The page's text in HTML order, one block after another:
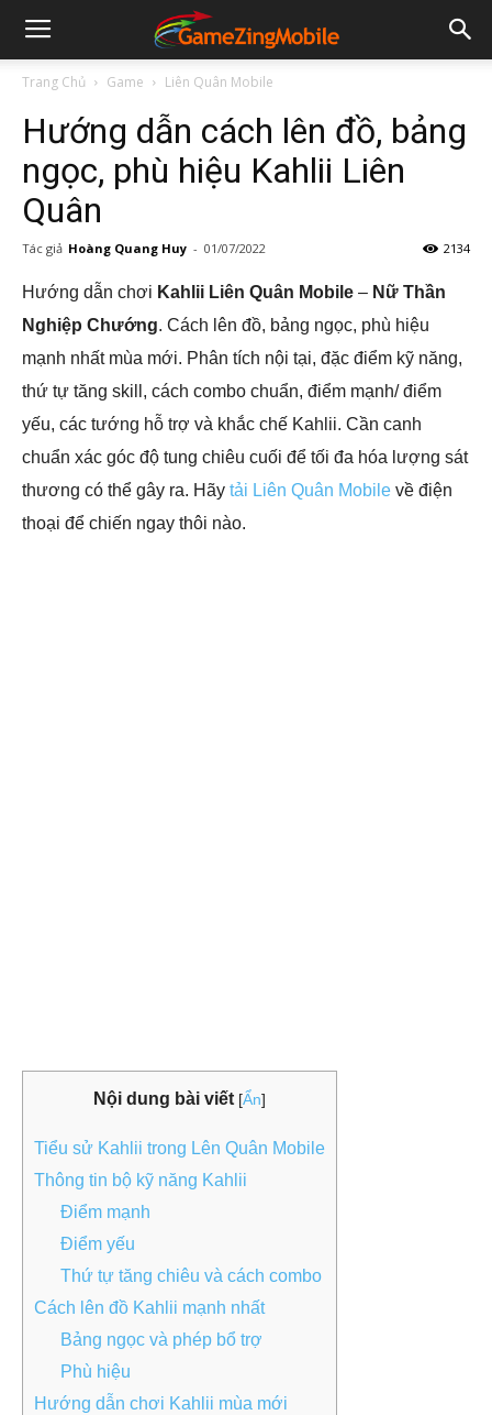
Trang Chủ Game Liên Quân Mobile
Hướng dẫn cách lên đồ, bảng
ngọc, phù hiệu Kahlii Liên
Quân
Tác giả Hoàng Quang Huy - 01/07/2022 2134
Hướng dẫn chơi Kahlii Liên Quân Mobile – Nữ Thần
Nghiệp Chướng. Cách lên đồ, bảng ngọc, phù hiệu
mạnh nhất mùa mới. Phân tích nội tại, đặc điểm kỹ năng,
thứ tự tăng skill, cách combo chuẩn, điểm mạnh/ điểm
yếu, các tướng hỗ trợ và khắc chế Kahlii. Cần canh
chuẩn xác góc độ tung chiêu cuối để tối đa hóa lượng sát
thương có thể gây ra. Hãy tải Liên Quân Mobile về điện
thoại để chiến ngay thôi nào.
Nội dung bài viết [Ẩn]
Tiểu sử Kahlii trong Lên Quân Mobile
Thông tin bộ kỹ năng Kahlii
Điểm mạnh
Điểm yếu
Thứ tự tăng chiêu và cách combo
Cách lên đồ Kahlii mạnh nhất
Bảng ngọc và phép bổ trợ
Phù hiệu
Hướng dẫn chơi Kahlii mùa mới